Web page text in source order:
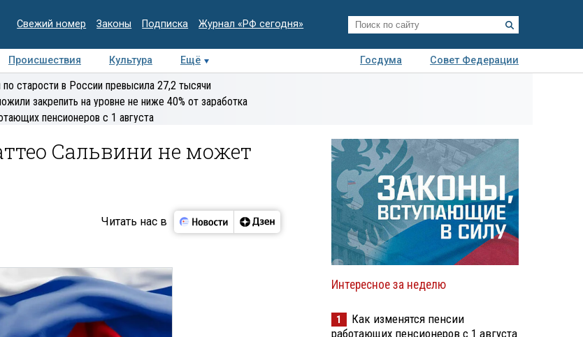
Свежий номер Законы Подписка Журнал «РФ сегодня»
Происшествия Культура Ещё Госдума
Совет Федерации
Интервью Колумнисты
старости в России превысила 27,2 тысячи
закрепить на уровне не ниже 40% от заработка
пенсионеров с 1 августа
Сальвини не может
Читать нас в
Интересное за неделю
1
Как изменятся пенсии
работающих пенсионеров с 1 августа